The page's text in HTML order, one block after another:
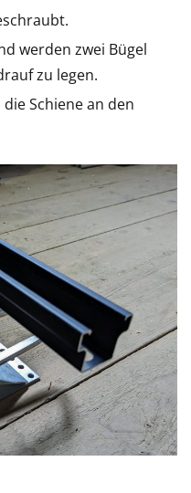
werden zwei Bügel
zu legen.
Schiene an den